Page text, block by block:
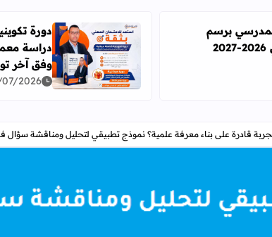
برسم الموسم الدراسي 2026-2027
برسم
اقرأ المزيد عن دورة
دورة
دراسة
وفق آخر
07/2026
قادرة على بناء معرفة علمية؟ نموذج تطبيقي لتحليل ومناقشة